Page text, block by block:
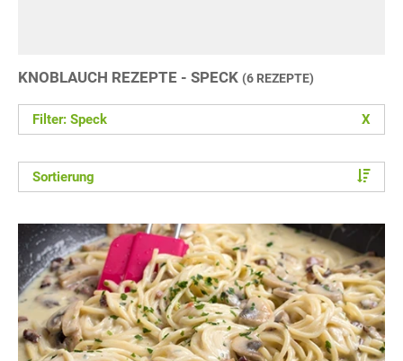
KNOBLAUCH REZEPTE - SPECK (6 REZEPTE)
Filter: Speck X
Sortierung